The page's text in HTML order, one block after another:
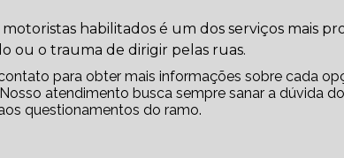
habilitados é um dos serviços mais
ou o trauma de dirigir pelas ruas.
para obter mais informações sobre cada
atendimento busca sempre sanar a dúvida
questionamentos do ramo.